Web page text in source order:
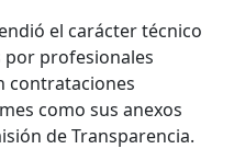
el carácter técnico
profesionales
contrataciones
como sus anexos
de Transparencia.